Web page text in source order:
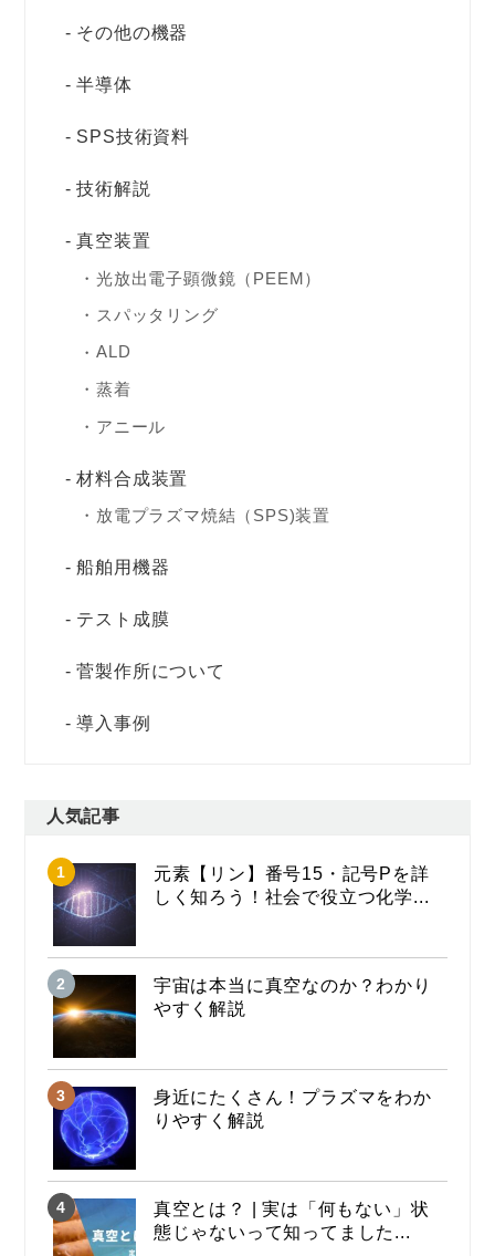
その他の機器
半導体
SPS技術資料
技術解説
真空装置
光放出電子顕微鏡（PEEM）
スパッタリング
ALD
蒸着
アニール
材料合成装置
放電プラズマ焼結（SPS)装置
船舶用機器
テスト成膜
菅製作所について
導入事例
人気記事
元素【リン】番号15・記号Pを詳
しく知ろう！社会で役立つ化学...
宇宙は本当に真空なのか？わかり
やすく解説
身近にたくさん！プラズマをわか
りやすく解説
真空とは？ | 実は「何もない」状
態じゃないって知ってました...